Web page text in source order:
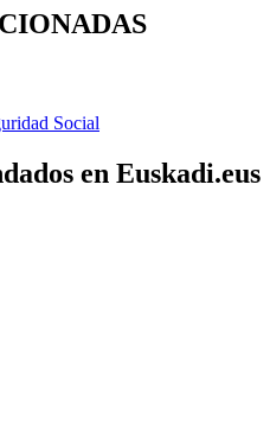
Social
en Euskadi.eus